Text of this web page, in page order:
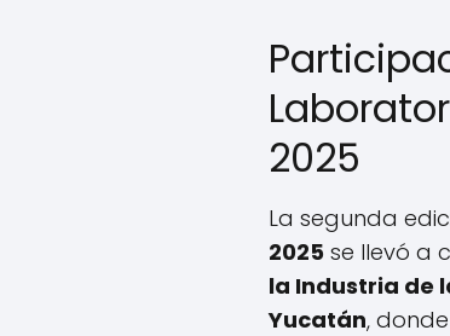
2025
La segunda
2025 se llevó a
la Industria de
Yucatán,